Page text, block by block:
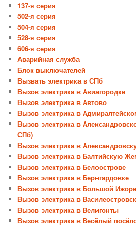
137-я серия
502-я серия
504-я серия
528-я серия
606-я серия
Аварийная служба
Блок выключателей
Вызвать электрика в СПб
Вызов электрика в Авиагородке
Вызов электрика в Автово
Вызов электрика в
Вызов электрика в
СПб)
Вызов электрика в
Вызов электрика в Балтийскую
Вызов электрика в Белоострове
Вызов электрика в Бернгардовке
Вызов электрика в Большой Ижоре
Вызов электрика в
Вызов электрика в Велигонты
Вызов электрика в Весёлый